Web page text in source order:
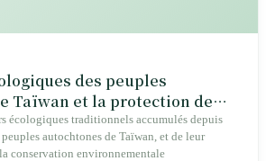
des peuples
Taïwan et la protection de
écologiques traditionnels accumulés depuis
autochtones de Taïwan, et de leur
conservation environnementale